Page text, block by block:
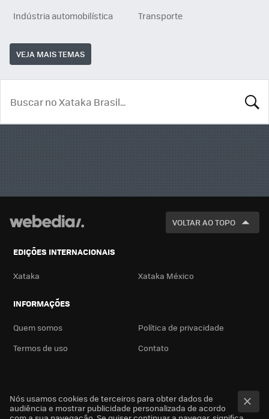
Indústria automobilística
Transporte
VEJA MAIS TEMAS
VOLTAR AO TOPO
EDIÇÕES INTERNACIONAIS
Xataka Xataka México
INFORMAÇÕES
Quem somos
Política de privacidade
Termos de uso
Contato
Nós usamos cookies de terceiros para obter dados de
audiência e mostrar publicidade personalizada de acordo